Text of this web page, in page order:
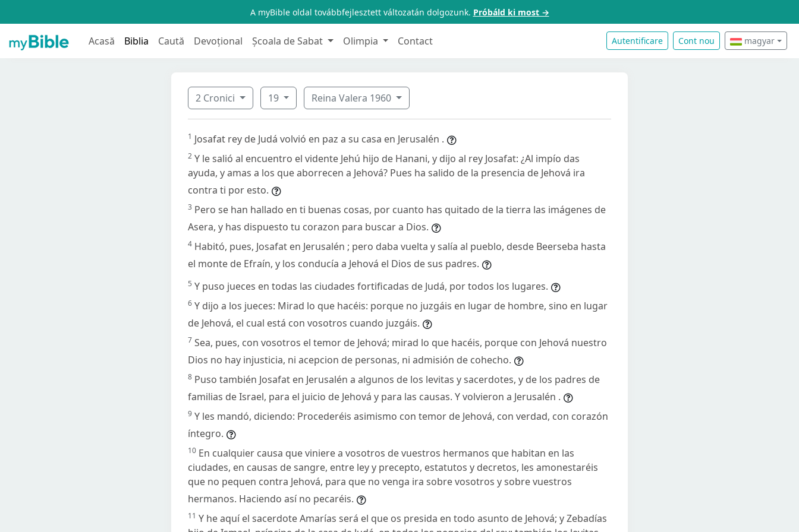
A myBible oldal továbbfejlesztett változatán dolgozunk. Próbáld ki most →
Acasă Biblia Caută Devoțional Școala de Sabat Olimpia Contact Autentificare Cont nou magyar
2 Cronici 19 Reina Valera 1960
1 Josafat rey de Judá volvió en paz a su casa en Jerusalén .
2 Y le salió al encuentro el vidente Jehú hijo de Hanani, y dijo al rey Josafat: ¿Al impío das
ayuda, y amas a los que aborrecen a Jehová? Pues ha salido de la presencia de Jehová ira
contra ti por esto.
3 Pero se han hallado en ti buenas cosas, por cuanto has quitado de la tierra las imágenes de
Asera, y has dispuesto tu corazon para buscar a Dios.
4 Habitó, pues, Josafat en Jerusalén ; pero daba vuelta y salía al pueblo, desde Beerseba hasta
el monte de Efraín, y los conducía a Jehová el Dios de sus padres.
5 Y puso jueces en todas las ciudades fortificadas de Judá, por todos los lugares.
6 Y dijo a los jueces: Mirad lo que hacéis: porque no juzgáis en lugar de hombre, sino en lugar
de Jehová, el cual está con vosotros cuando juzgáis.
7 Sea, pues, con vosotros el temor de Jehová; mirad lo que hacéis, porque con Jehová nuestro
Dios no hay injusticia, ni acepcion de personas, ni admisión de cohecho.
8 Puso también Josafat en Jerusalén a algunos de los levitas y sacerdotes, y de los padres de
familias de Israel, para el juicio de Jehová y para las causas. Y volvieron a Jerusalén .
9 Y les mandó, diciendo: Procederéis asimismo con temor de Jehová, con verdad, con corazón
íntegro.
10 En cualquier causa que viniere a vosotros de vuestros hermanos que habitan en las
ciudades, en causas de sangre, entre ley y precepto, estatutos y decretos, les amonestaréis
que no pequen contra Jehová, para que no venga ira sobre vosotros y sobre vuestros
hermanos. Haciendo así no pecaréis.
11 Y he aquí el sacerdote Amarías será el que os presida en todo asunto de Jehová; y Zebadías